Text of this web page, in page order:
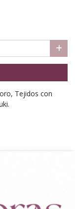
Tejidos con